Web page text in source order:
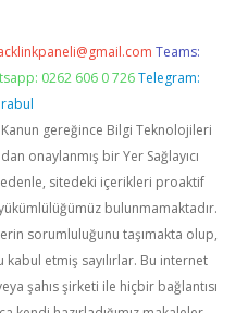
Teams:
0262 606 0 726 Telegram:
Kanun gereğince Bilgi Teknolojileri
onaylanmış bir Yer Sağlayıcı
sitedeki içerikleri proaktif
bulunmamaktadır.
sorumluluğunu taşımakta olup,
etmiş sayılırlar. Bu internet
şahıs şirketi ile hiçbir bağlantısı